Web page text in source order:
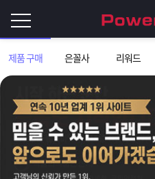
제품 구매 은꼴사 리워드
그
인
이
필
로
Q&A